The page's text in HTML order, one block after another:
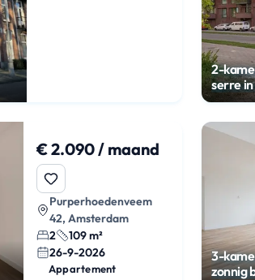
2-
serre
€ 2.090 / maand
Purperhoedenveem
42, Amsterdam
2
109 m²
26-9-2026
Appartement
3-
zonnig